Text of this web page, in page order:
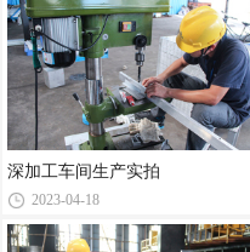
深加工车间生产实拍
2023-04-18